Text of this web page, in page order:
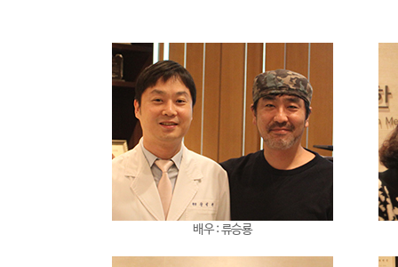
배우 :류승룡